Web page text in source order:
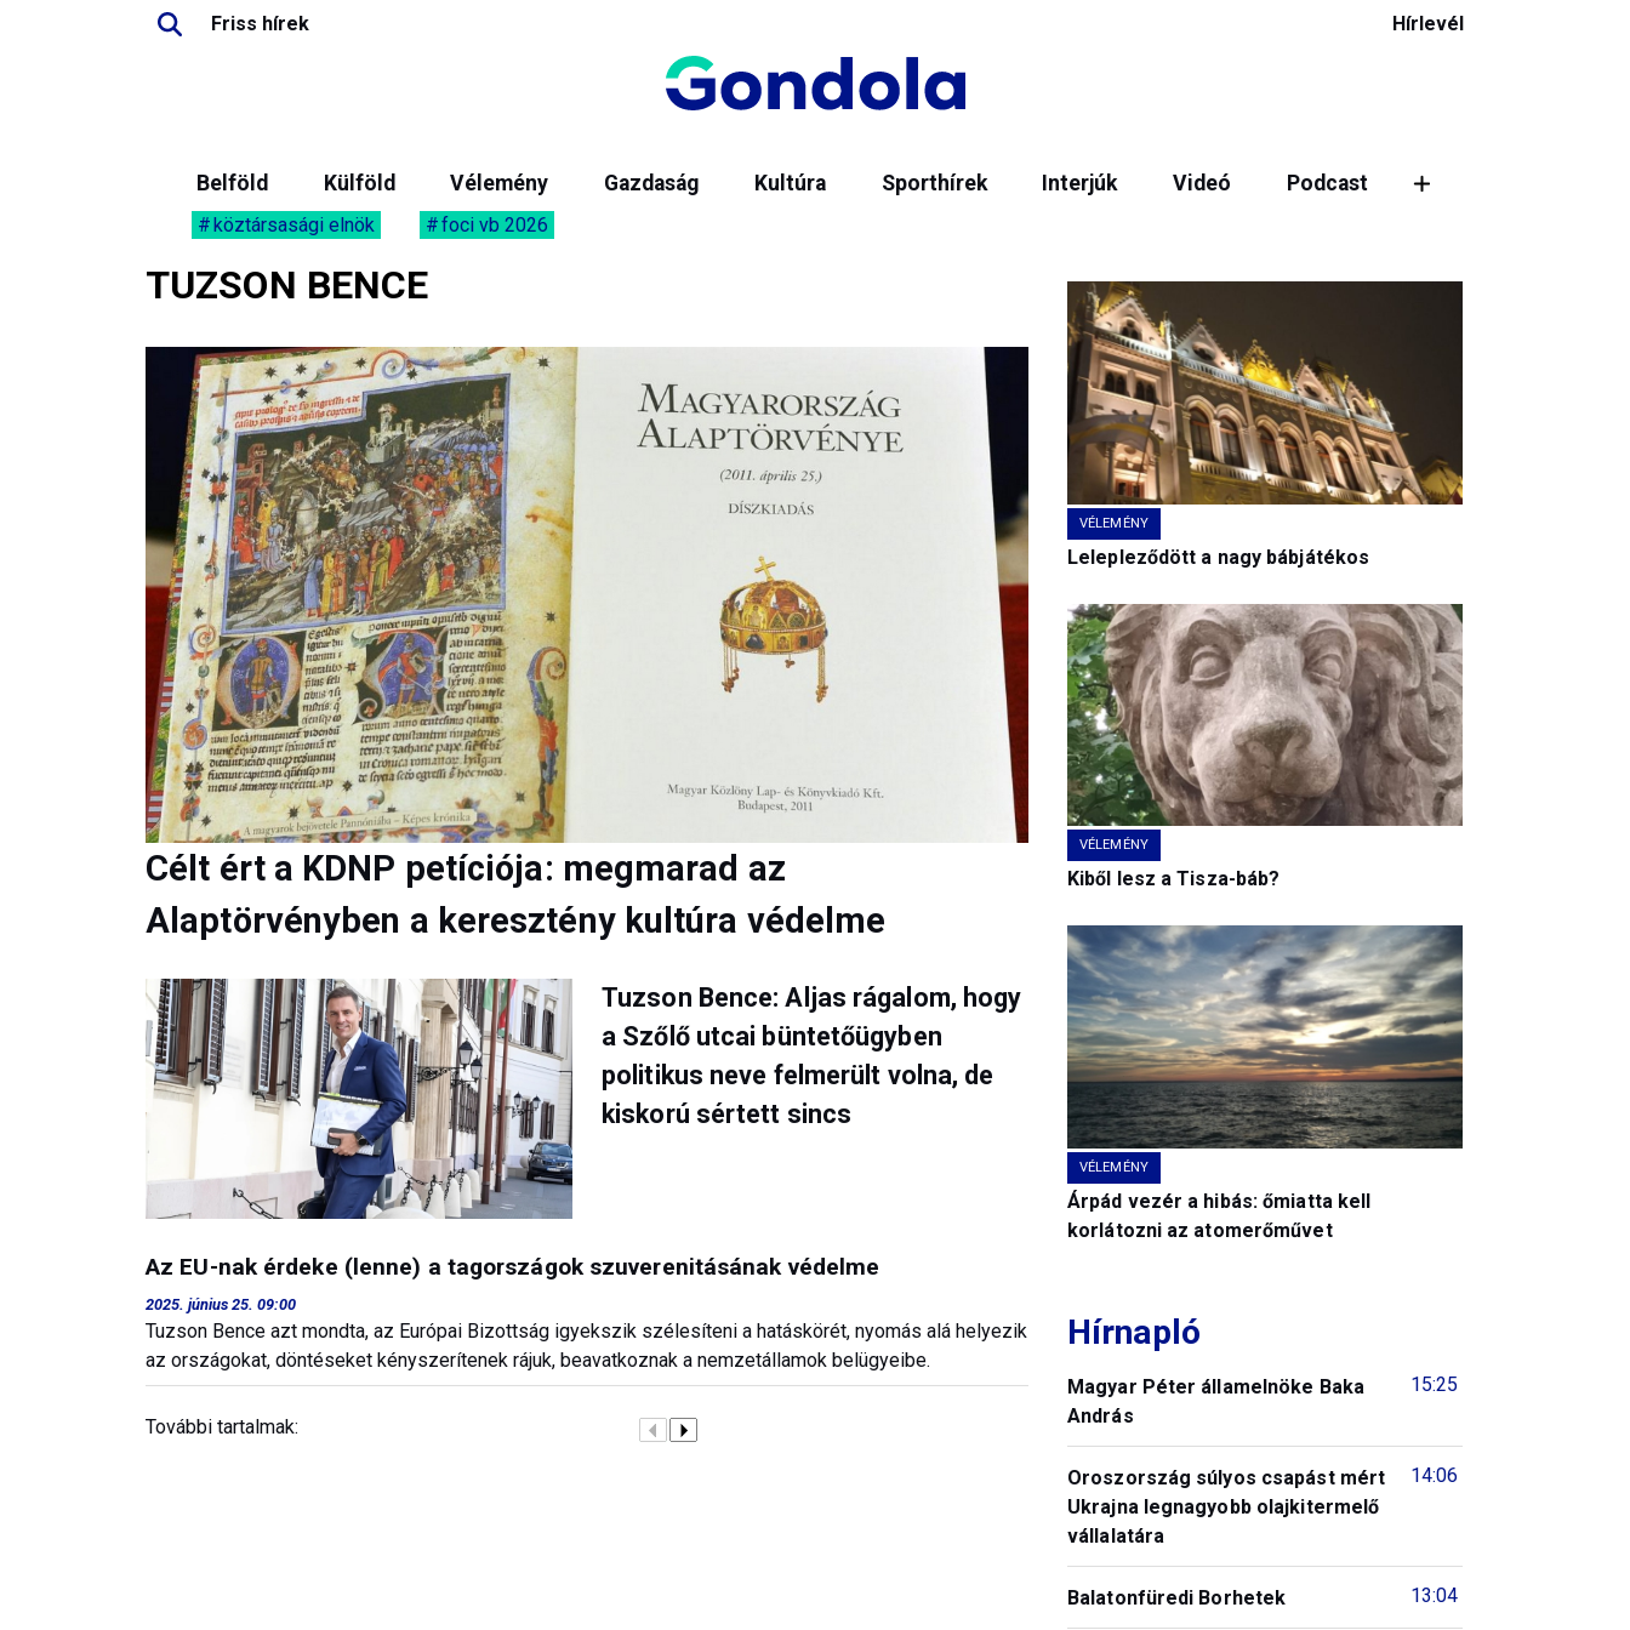
Friss hírek Hírlevél
Belföld Külföld Vélemény Gazdaság Kultúra Sporthírek Interjúk Videó Podcast
köztársasági elnök foci vb 2026
TUZSON BENCE
Célt ért a KDNP petíciója: megmarad az
Alaptörvényben a keresztény kultúra védelme
Tuzson Bence: Aljas rágalom, hogy
a Szőlő utcai büntetőügyben
politikus neve felmerült volna, de
kiskorú sértett sincs
Az EU-nak érdeke (lenne) a tagországok szuverenitásának védelme
2025. június 25. 09:00
Tuzson Bence azt mondta, az Európai Bizottság igyekszik szélesíteni a hatáskörét, nyomás alá helyezik
az országokat, döntéseket kényszerítenek rájuk, beavatkoznak a nemzetállamok belügyeibe.
További tartalmak:
VÉLEMÉNY
Lelepleződött a nagy bábjátékos
VÉLEMÉNY
Kiből lesz a Tisza-báb?
VÉLEMÉNY
Árpád vezér a hibás: őmiatta kell
korlátozni az atomerőművet
Hírnapló
15:25
Magyar Péter államelnöke Baka
András
14:06
Oroszország súlyos csapást mért
Ukrajna legnagyobb olajkitermelő
vállalatára
13:04
Balatonfüredi Borhetek